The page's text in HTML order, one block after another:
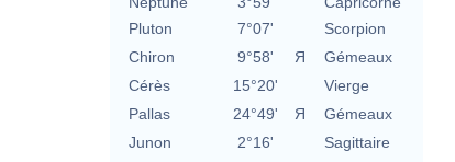
Pluton
7°07'
Scorpion
Chiron
9°58' Я
Gémeaux
Cérès
15°20'
Vierge
Pallas
24°49' Я
Gémeaux
Junon
2°16'
Sagittaire